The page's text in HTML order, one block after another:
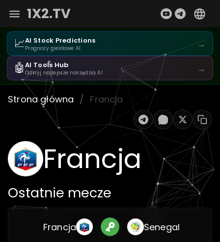
1X2.TV
📈AI Stock Predictions
Prognozy giełdowe AI →
🤖AI Tools Hub
Odkryj najlepsze narzędzia AI →
Strona główna / Francja
Francja
Ostatnie mecze
Francja Senegal